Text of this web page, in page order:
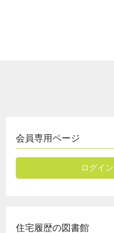
会員専用ページ
ログイン
住宅履歴の図書館